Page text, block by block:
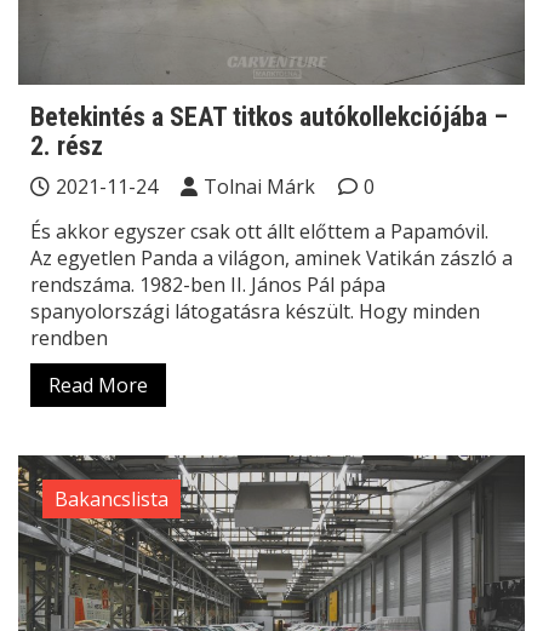
Betekintés a SEAT titkos autókollekciójába –
2. rész
2021-11-24 Tolnai Márk
0
És akkor egyszer csak ott állt előttem a Papamóvil.
Az egyetlen Panda a világon, aminek Vatikán zászló a
rendszáma. 1982-ben II. János Pál pápa
spanyolországi látogatásra készült. Hogy minden
rendben
Read More
Bakancslista